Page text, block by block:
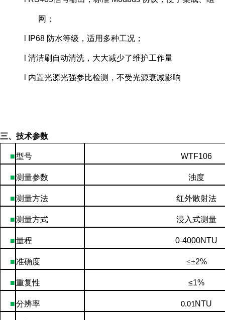
网 ；
IP68 防水等级，适用多种工况；
l 清洁刷自动清洗，大大减少了维护工作量
l 内置光源光强参比检测，不受光源衰减影响
三、技术参数
■型号 WTF106
■测量参数 浊度
■测量方法 红外散射法
■测量方式 浸入式测量
■量程 0-4000NTU
■准确度 ≤±2%
■重复性 ≤1%
■分辨率 0.01NTU